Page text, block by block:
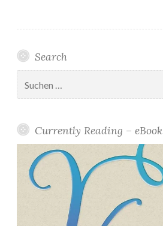
Search
nach:
Currently Reading – eBook